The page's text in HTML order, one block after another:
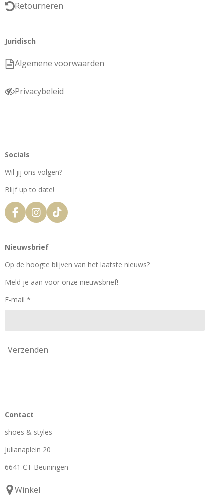
Retourneren
Juridisch
Algemene voorwaarden
Privacybeleid
Socials
Wil jij ons volgen?
Blijf up to date!
F
a
e
o
k
I
n
t
g
a
T
i
k
Nieuwsbrief
Op de hoogte blijven van het laatste nieuws?
Meld je aan voor onze nieuwsbrief!
E-mail *
Verzenden
Contact
shoes & styles
Julianaplein 20
6641 CT Beuningen
Winkel